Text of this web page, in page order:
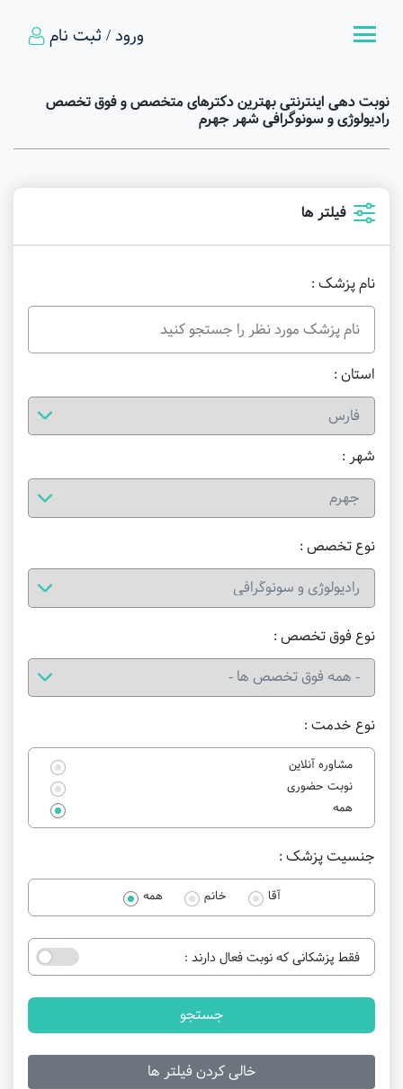
ورود / ثبت نام
نوبت دهی اینترنتی بهترین دکترهای متخصص و فوق تخصص
رادیولوژی و سونوگرافی شهر جهرم
فیلتر ها
نام پزشک :
استان :
شهر :
نوع خدمت :
مشاوره آنلاین
نوبت حضوری
همه
نوع تخصص :
نوع فوق تخصص :
جنسیت پزشک :
آقا خانم همه
فقط پزشکانی که نوبت فعال دارند :
جستجو
خالی کردن فیلتر ها